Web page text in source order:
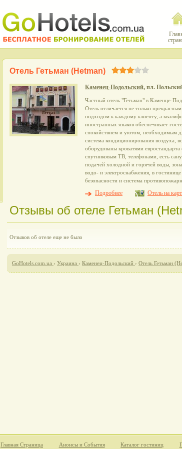
Отель Гетьман (Hetman)
Каменец-Подольский, пл.
Частный отель "Гетьман" в Каменце-
Отель отличается не только
подходом к каждому клиенту, а
иностранных языков обеспечивает
спокойствием и уютом, необходимым
система кондиционирования воздуха,
оборудованы кроватями
спутниковым ТВ, телефонами, есть
подачей холодной и горячей воды,
водо- и электроснабжения, в
безопасности и система
Подробнее Отель на
Отзывы об отеле Гетьман
Отзывов об отеле еще не было
GoHotels.com.ua › Украина › Каменец-Подольский › Отель Гетьман
Главная Страница Анонсы и События Каталог гостиниц